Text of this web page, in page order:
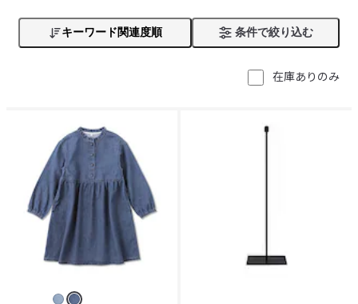
ア キーワード関連度順 条件で絞り込む
在庫ありのみ